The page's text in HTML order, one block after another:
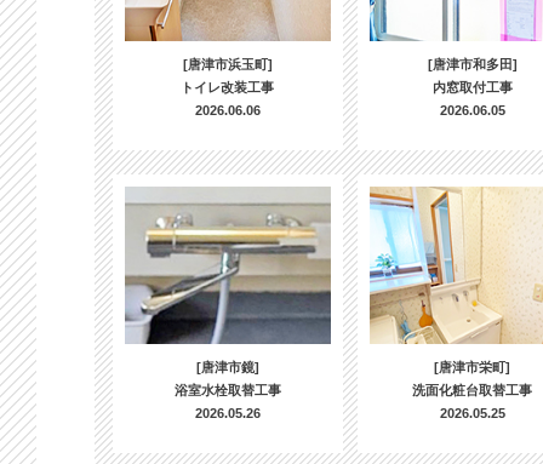
[唐津市浜玉町]
トイレ改装工事
2026.06.06
[唐津市和多田]
内窓取付工事
2026.06.05
[唐津市鏡]
浴室水栓取替工事
2026.05.26
[唐津市栄町]
洗面化粧台取替工事
2026.05.25